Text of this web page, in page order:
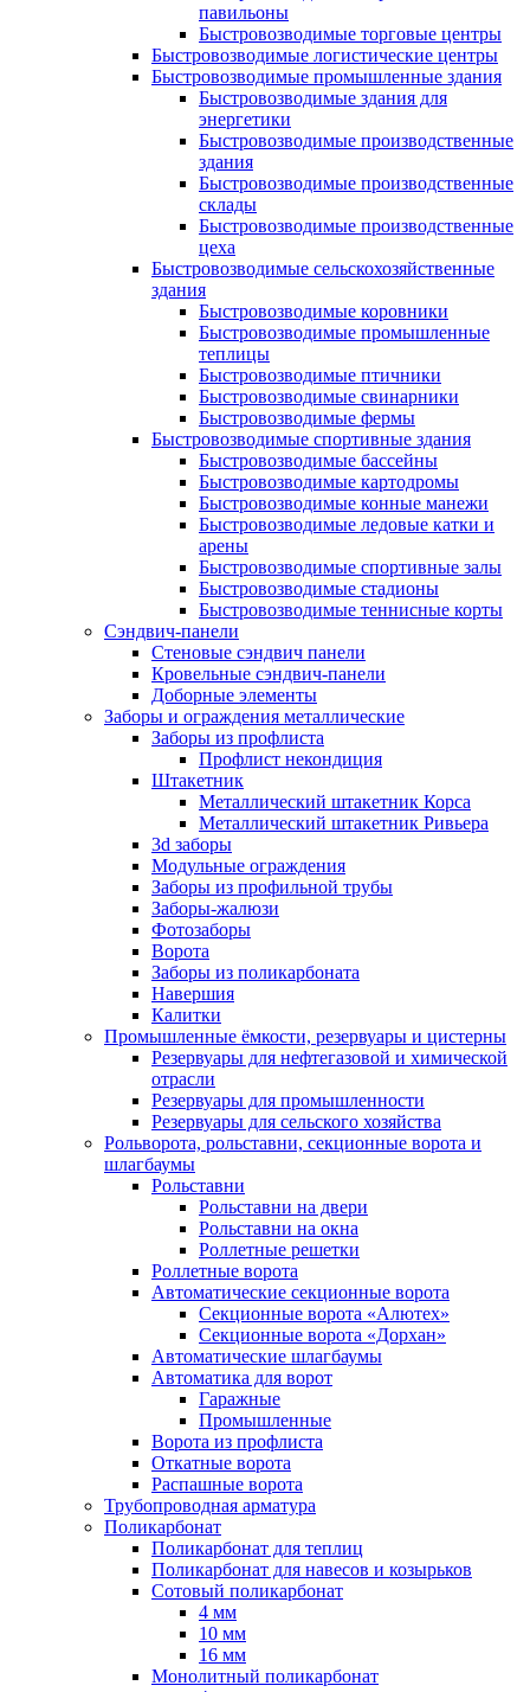
павильоны
Быстровозводимые торговые центры
Быстровозводимые логистические центры
Быстровозводимые промышленные здания
Быстровозводимые здания для
энергетики
Быстровозводимые производственные
здания
Быстровозводимые производственные
склады
Быстровозводимые производственные
цеха
Быстровозводимые сельскохозяйственные
здания
Быстровозводимые коровники
Быстровозводимые промышленные
теплицы
Быстровозводимые птичники
Быстровозводимые свинарники
Быстровозводимые фермы
Быстровозводимые спортивные здания
Быстровозводимые бассейны
Быстровозводимые картодромы
Быстровозводимые конные манежи
Быстровозводимые ледовые катки и
арены
Быстровозводимые спортивные залы
Быстровозводимые стадионы
Быстровозводимые теннисные корты
Сэндвич-панели
Стеновые сэндвич панели
Кровельные сэндвич-панели
Доборные элементы
Заборы и ограждения металлические
Заборы из профлиста
Профлист некондиция
Штакетник
Металлический штакетник Корса
Металлический штакетник Ривьера
3d заборы
Модульные ограждения
Заборы из профильной трубы
Заборы-жалюзи
Фотозаборы
Ворота
Заборы из поликарбоната
Навершия
Калитки
Промышленные ёмкости, резервуары и цистерны
Резервуары для нефтегазовой и химической
отрасли
Резервуары для промышленности
Резервуары для сельского хозяйства
Рольворота, рольставни, секционные ворота и
шлагбаумы
Рольставни
Рольставни на двери
Рольставни на окна
Роллетные решетки
Роллетные ворота
Автоматические секционные ворота
Секционные ворота «Алютех»
Секционные ворота «Дорхан»
Автоматические шлагбаумы
Автоматика для ворот
Гаражные
Промышленные
Ворота из профлиста
Откатные ворота
Распашные ворота
Трубопроводная арматура
Поликарбонат
Поликарбонат для теплиц
Поликарбонат для навесов и козырьков
Сотовый поликарбонат
4 мм
10 мм
16 мм
Монолитный поликарбонат